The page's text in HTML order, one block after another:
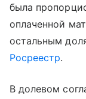
была
оплаченной
остальным
Росреестр.
В долевом